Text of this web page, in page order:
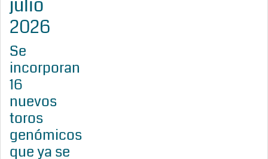
julio
2026
Se
incorporan
16
nuevos
toros
genómicos
que ya se